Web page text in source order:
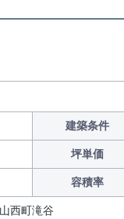
建築条件
坪単価
容積率
西町滝谷